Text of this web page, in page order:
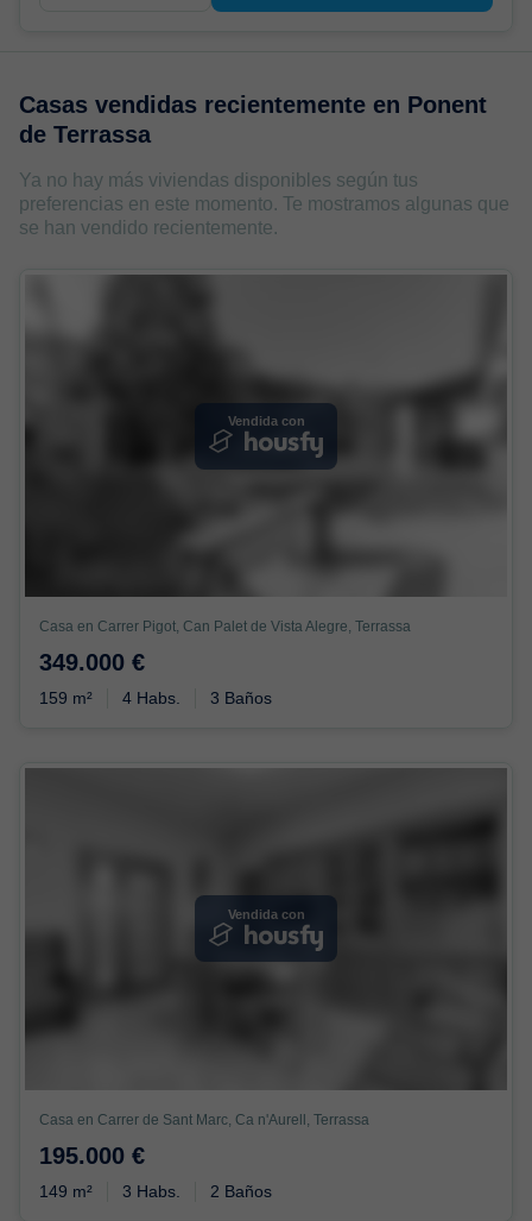
Casas vendidas recientemente en Ponent
de Terrassa
Ya no hay más viviendas disponibles según tus
preferencias en este momento. Te mostramos algunas que
se han vendido recientemente.
Vendida con
Casa en Carrer Pigot, Can Palet de Vista Alegre, Terrassa
349.000 €
159 m² 4 Habs. 3 Baños
Vendida con
Casa en Carrer de Sant Marc, Ca n'Aurell, Terrassa
195.000 €
149 m² 3 Habs. 2 Baños